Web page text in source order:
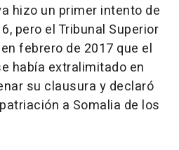
hizo un primer intento de
pero el Tribunal Superior
febrero de 2017 que el
había extralimitado en
su clausura y declaró
a Somalia de los